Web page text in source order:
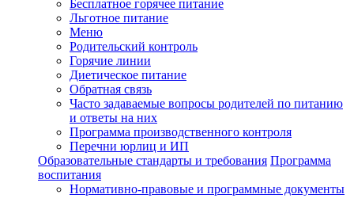
Бесплатное горячее питание
Льготное питание
Меню
Родительский контроль
Горячие линии
Диетическое питание
Обратная связь
Часто задаваемые вопросы родителей по питанию
и ответы на них
Программа производственного контроля
Перечни юрлиц и ИП
Образовательные стандарты и требования Программа
воспитания
Нормативно-правовые и программные документы